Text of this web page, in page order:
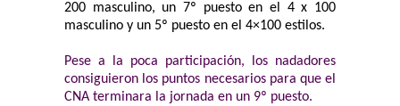
200 masculino, un 7º puesto en el 4 x 100
masculino y un 5º puesto en el 4×100 estilos.
Pese a la poca participación, los nadadores
consiguieron los puntos necesarios para que el
CNA terminara la jornada en un 9º puesto.